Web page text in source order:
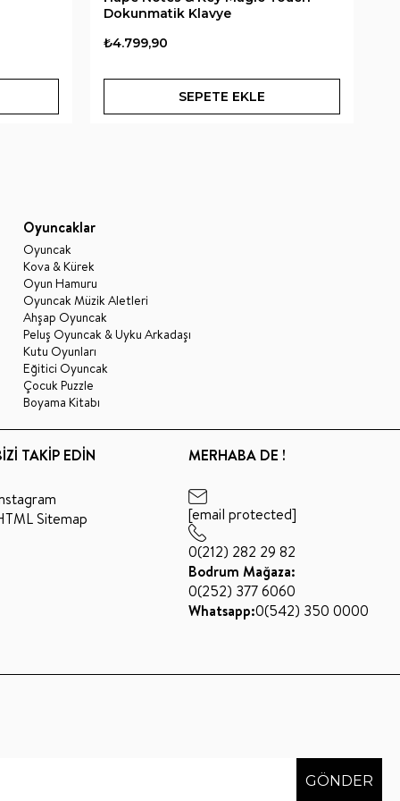
Dokunmatik Klavye
₺4.799,90
SEPETE EKLE
Oyuncaklar
Oyuncak
Kova & Kürek
Oyun Hamuru
Oyuncak Müzik Aletleri
Ahşap Oyuncak
Peluş Oyuncak & Uyku Arkadaşı
Kutu Oyunları
Eğitici Oyuncak
Çocuk Puzzle
Boyama Kitabı
TAKİP EDİN
Sitemap
MERHABA DE !
[email protected]
0(212) 282 29 82
Bodrum Mağaza:
0(252) 377 6060
Whatsapp:0(542) 350 0000
GÖNDER